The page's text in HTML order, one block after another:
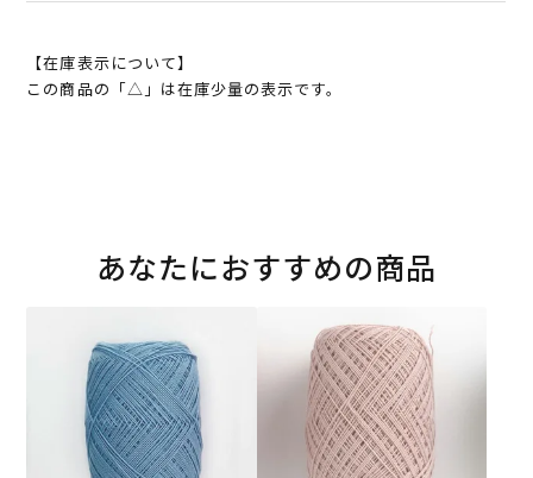
【在庫表示について】
この商品の「△」は在庫少量の表示です。
あなたにおすすめの商品